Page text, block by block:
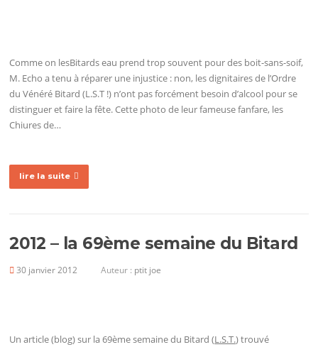
Comme on lesBitards eau prend trop souvent pour des boit-sans-soif,
M. Echo a tenu à réparer une injustice : non, les dignitaires de l’Ordre
du Vénéré Bitard (L.S.T !) n’ont pas forcément besoin d’alcool pour se
distinguer et faire la fête. Cette photo de leur fameuse fanfare, les
Chiures de…
lire la suite
2012 – la 69ème semaine du Bitard
30 janvier 2012 Auteur : ptit joe
Un article (blog) sur la 69ème semaine du Bitard (L.S.T.) trouvé